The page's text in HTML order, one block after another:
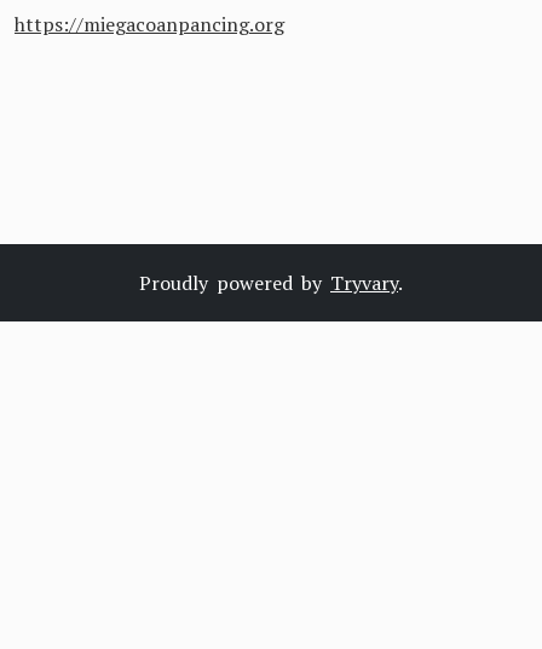
https://miegacoanpancing.org
Proudly powered by Tryvary.